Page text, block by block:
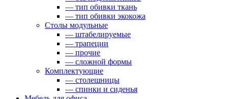
— тип обивки ткань
— тип обивки экокожа
Столы модульные
— штабелируемые
— трапеции
— прочие
— сложной формы
Комплектующие
— столешницы
— спинки и сиденья